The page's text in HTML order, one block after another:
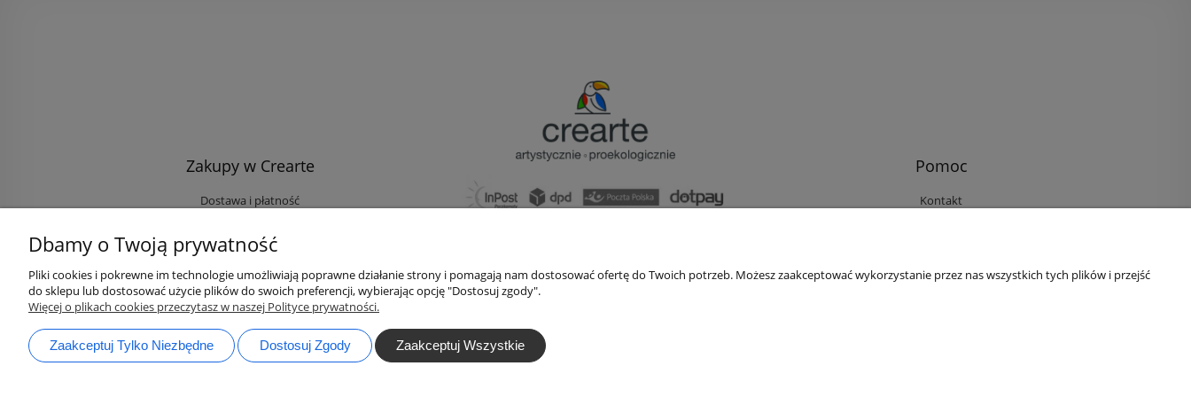
Zakupy w Crearte
Dostawa i płatność
Rabaty i Zniżki
Opinie klientów
Zaloguj się na Twoje konto
Pomoc
Kontakt
Ustawienia plików cookies
tel.:733 012 789
Dbamy o Twoją prywatność
Pliki cookies i pokrewne im technologie umożliwiają poprawne działanie strony i pomagają nam dostosować ofertę do Twoich potrzeb. Możesz zaakceptować wykorzystanie przez nas wszystkich tych plików i przejść
do sklepu lub dostosować użycie plików do swoich preferencji, wybierając opcję "Dostosuj zgody".
Więcej o plikach cookies przeczytasz w naszej Polityce prywatności.
Zaakceptuj Tylko Niezbędne Dostosuj Zgody Zaakceptuj Wszystkie